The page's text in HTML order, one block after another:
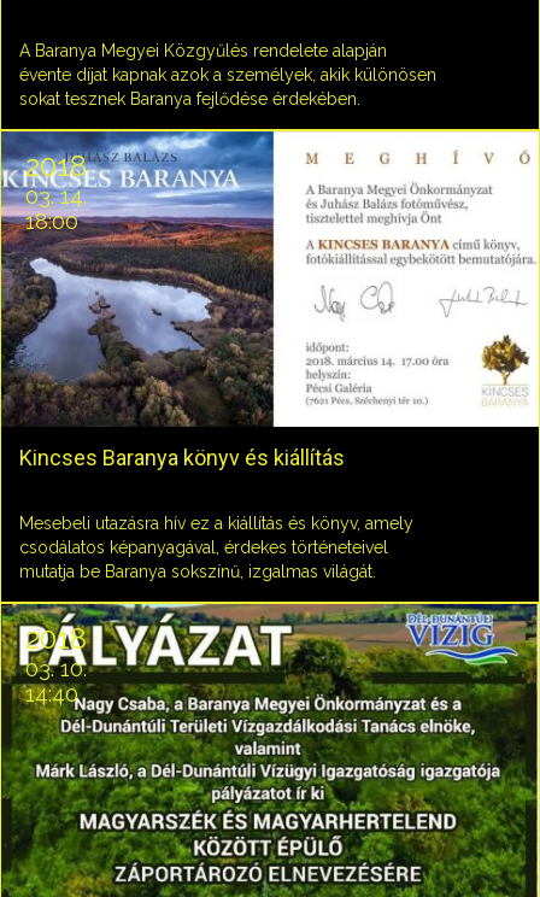
A Baranya Megyei Közgyűlés rendelete alapján
évente díjat kapnak azok a személyek, akik különösen
sokat tesznek Baranya fejlődése érdekében.
Kincses Baranya könyv és kiállítás
2018
03. 14.
18:00
Mesebeli utazásra hív ez a kiállítás és könyv, amely
csodálatos képanyagával, érdekes történeteivel
mutatja be Baranya sokszínű, izgalmas világát.
2018
03. 10.
14:40